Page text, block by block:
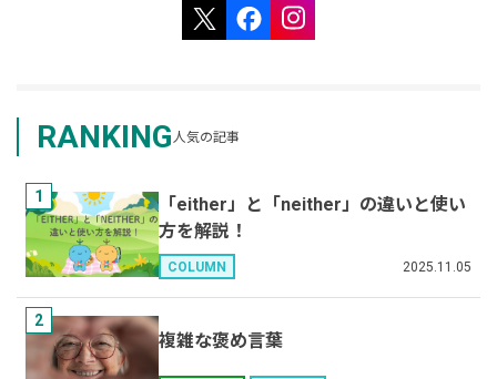
RANKING 人気の記事
1
「either」と「neither」の違いと使い
方を解説！
COLUMN 2025.11.05
2
複雑な褒め言葉